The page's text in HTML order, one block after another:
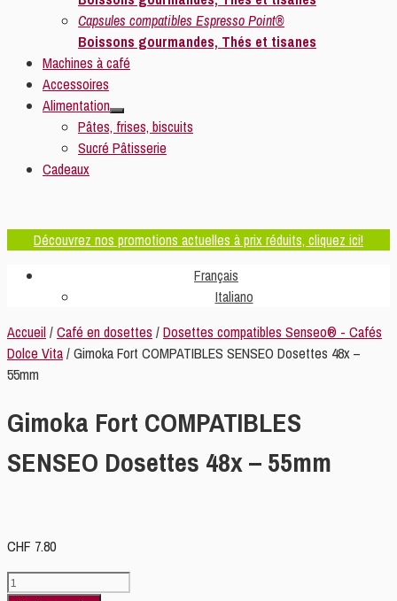
Capsules compatibles Espresso Point®
Boissons gourmandes, Thés et tisanes
Machines à café
Accessoires
Alimentation
Pâtes, frises, biscuits
Sucré Pâtisserie
Cadeaux
Découvrez nos promotions actuelles à prix réduits, cliquez ici!
Français
Italiano
Accueil/Café en dosettes /Dosettes compatibles Senseo® - Cafés
Dolce Vita/ Gimoka Fort COMPATIBLES SENSEO Dosettes 48x –
55mm
Gimoka Fort COMPATIBLES
SENSEO Dosettes 48x – 55mm
CHF 7.80
quantité